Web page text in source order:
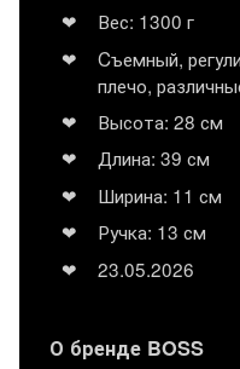
Вес: 1300 г
Cъемный,
плечо,
Высота: 28 см
Длина: 39 см
Ширина: 11 см
Ручка: 13 см
23.05.2026
О бренде BOSS